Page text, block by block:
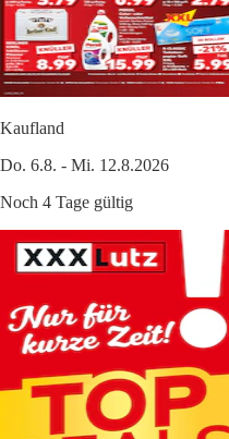
Kaufland
Do. 6.8. - Mi. 12.8.2026
Noch 4 Tage gültig